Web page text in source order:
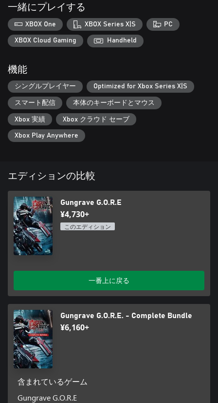
実際の場所に基づいた、ダークな雰囲気が漂う未来の東南アジ
アを舞台にした壮大な冒険。
一緒にプレイする
XBOX One XBOX Series X|S PC
XBOX Cloud Gaming Handheld
機能
シングルプレイヤー Optimized for Xbox Series X|S
スマート配信 本体のキーボードとマウス
Xbox 実績 Xbox クラウド セーブ
Xbox Play Anywhere
エディションの比較
Gungrave G.O.R.E
¥4,730+
このエディション
一番上に戻る
Gungrave G.O.R.E. - Complete Bundle
¥6,160+
含まれているゲーム
Gungrave G.O.R.E